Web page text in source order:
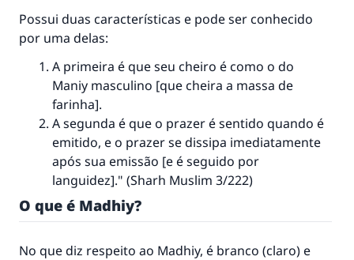
Possui duas características e pode ser conhecido
por uma delas:
A primeira é que seu cheiro é como o do
Maniy masculino [que cheira a massa de
farinha].
A segunda é que o prazer é sentido quando é
emitido, e o prazer se dissipa imediatamente
após sua emissão [e é seguido por
languidez]." (Sharh Muslim 3/222)
O que é Madhiy?
No que diz respeito ao Madhiy, é branco (claro) e